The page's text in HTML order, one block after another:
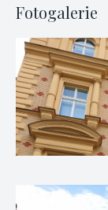
Fotogalerie